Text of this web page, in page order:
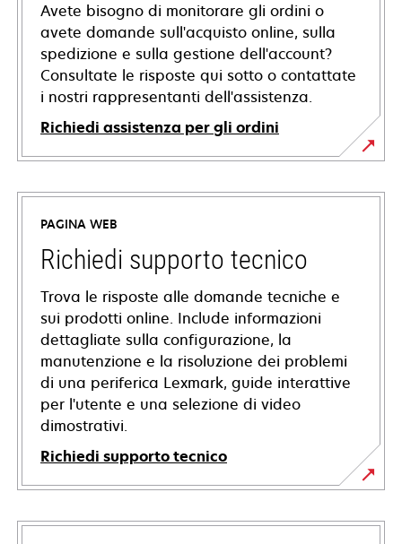
Avete bisogno di monitorare gli ordini o
avete domande sull'acquisto online, sulla
spedizione e sulla gestione dell'account?
Consultate le risposte qui sotto o contattate
i nostri rappresentanti dell'assistenza.
Richiedi assistenza per gli ordini
PAGINA WEB
Richiedi supporto tecnico
Trova le risposte alle domande tecniche e
sui prodotti online. Include informazioni
dettagliate sulla configurazione, la
manutenzione e la risoluzione dei problemi
di una periferica Lexmark, guide interattive
per l'utente e una selezione di video
dimostrativi.
Richiedi supporto tecnico
si
apre